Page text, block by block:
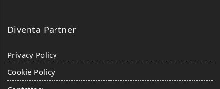
Diventa Partner
Privacy Policy
Cookie Policy